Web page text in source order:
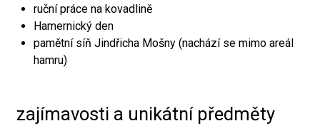
ruční práce na kovadlině
Hamernický den
pamětní síň Jindřicha Mošny (nachází se mimo areál
hamru)
zajímavosti a unikátní předměty